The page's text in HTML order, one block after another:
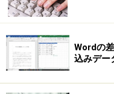
Wordの
込みデー